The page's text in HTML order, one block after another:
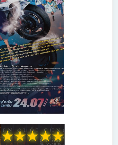
★
★
★
★
★